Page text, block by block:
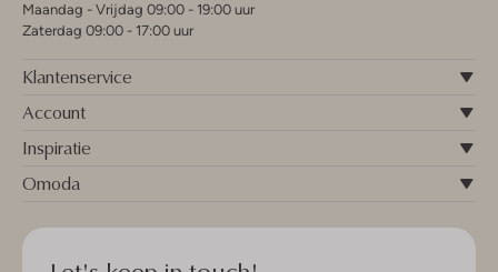
Maandag - Vrijdag 09:00 - 19:00 uur
Zaterdag 09:00 - 17:00 uur
Klantenservice
Account
Inspiratie
Omoda